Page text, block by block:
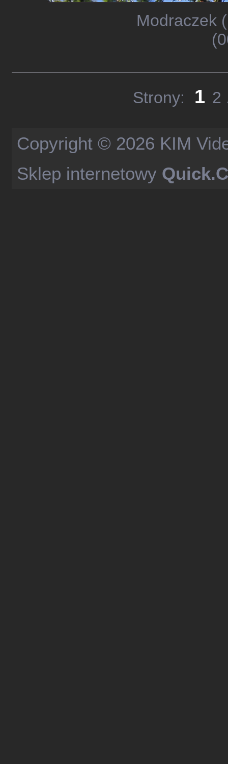
Modraczek (
Strony: 1 2
Copyright © 2026 KIM
Sklep internetowy